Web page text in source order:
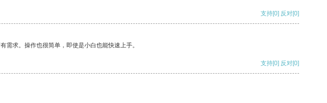
支持[0] 反对[0]
求。操作也很简单，即使是小白也能快速上手。
支持[0] 反对[0]